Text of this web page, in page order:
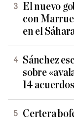
El nuevo
con
en el
Sánchez
sobre
14
Certera